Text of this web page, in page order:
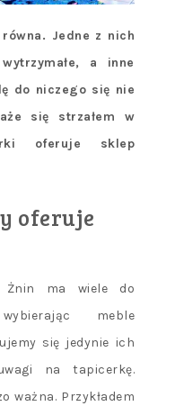
Jedne z nich
a inne
do niczego się nie
się strzałem w
oferuje sklep
oferuje
Żnin ma wiele do
meble
się jedynie ich
na tapicerkę.
ważna. Przykładem